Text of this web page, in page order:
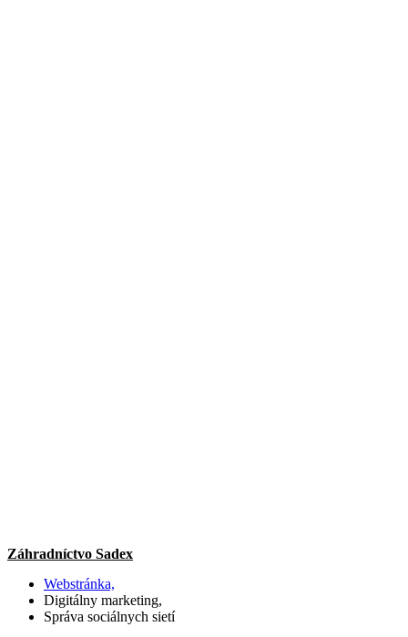
Záhradníctvo Sadex
Webstránka,
Digitálny marketing,
Správa sociálnych sietí